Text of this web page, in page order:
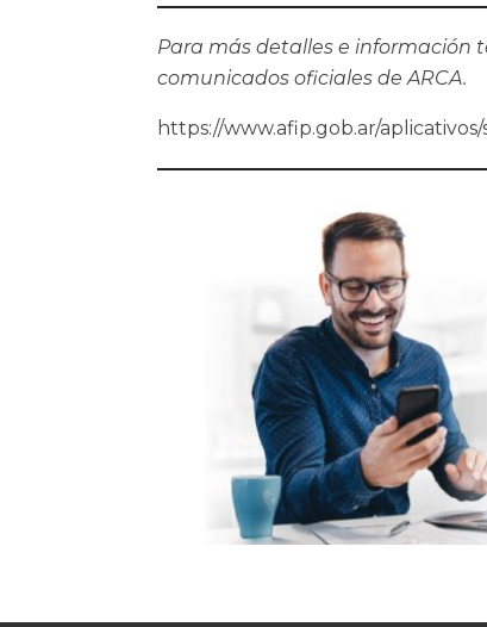
Para más detalles e información
comunicados oficiales de ARCA.
https://www.afip.gob.ar/